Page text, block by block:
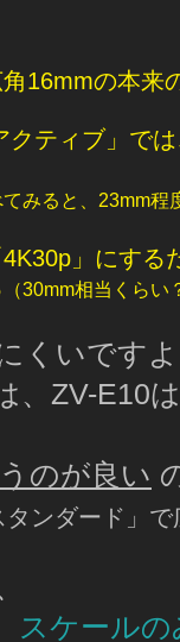
角16mmの本来
クティブ」で
てみると、23mm
4K30p」にす
（30mm相当くらい
くいです
、ZV-E10
のが良い
タンダード」
スケール